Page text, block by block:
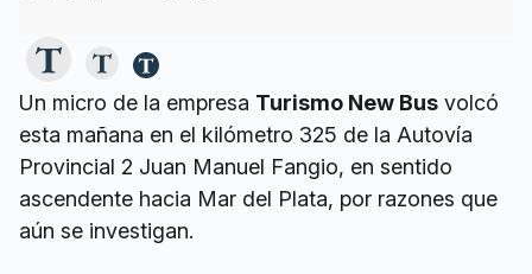
Un micro de la empresa Turismo New Bus volcó
esta mañana en el kilómetro 325 de la Autovía
Provincial 2 Juan Manuel Fangio, en sentido
ascendente hacia Mar del Plata, por razones que
aún se investigan.